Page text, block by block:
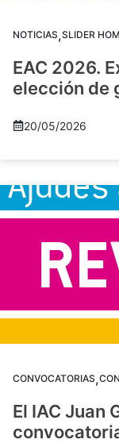
NOTICIAS,SLIDER
EAC 2026.
elección de
20/05/2026
CONVOCATORIAS,
El IAC Juan